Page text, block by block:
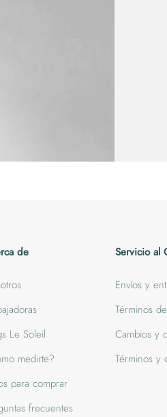
de
Le Soleil
medirte?
para comprar
frecuentes
Servicio al
Envíos y
Términos
Cambios y
Términos y